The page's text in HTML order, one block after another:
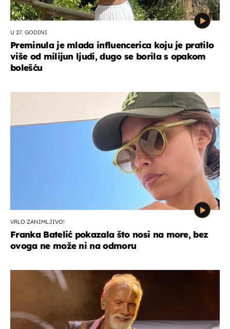
U 27. GODINI
Preminula je mlada influencerica koju je pratilo
više od milijun ljudi, dugo se borila s opakom
bolešću
VRLO ZANIMLJIVO!
Franka Batelić pokazala što nosi na more, bez
ovoga ne može ni na odmoru